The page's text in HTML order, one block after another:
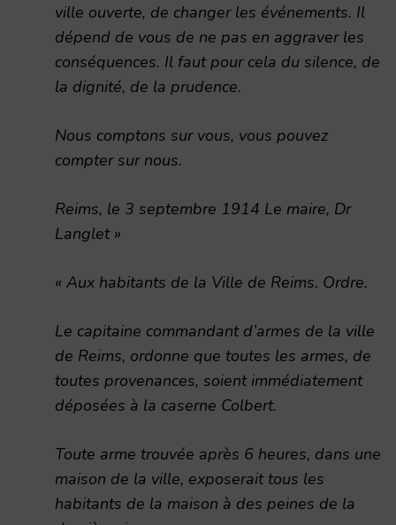
ville ouverte, de changer les événements. Il
dépend de vous de ne pas en aggraver les
conséquences. Il faut pour cela du silence, de
la dignité, de la prudence.
Nous comptons sur vous, vous pouvez
compter sur nous.
Reims, le 3 septembre 1914 Le maire, Dr
Langlet »
« Aux habitants de la Ville de Reims. Ordre.
Le capitaine commandant d’armes de la ville
de Reims, ordonne que toutes les armes, de
toutes provenances, soient immédiatement
déposées à la caserne Colbert.
Toute arme trouvée après 6 heures, dans une
maison de la ville, exposerait tous les
habitants de la maison à des peines de la